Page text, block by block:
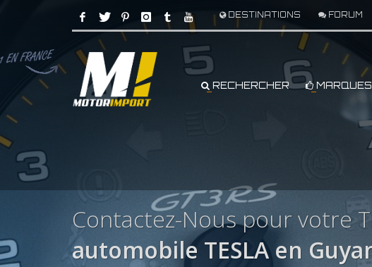
DESTINATIONS FORUM
RECHERCHER MARQUES
Contactez-Nous pour votre
automobile TESLA en